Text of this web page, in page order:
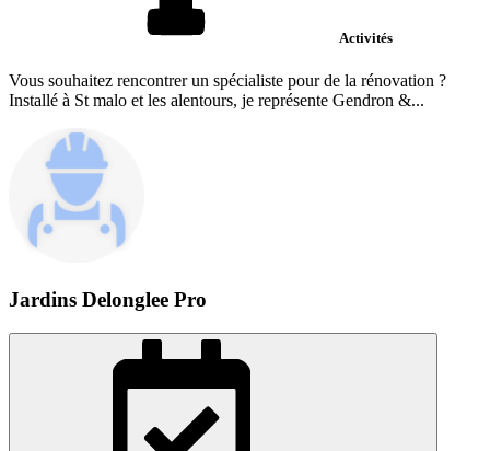
Activités
Vous souhaitez rencontrer un spécialiste pour de la rénovation ?
Installé à St malo et les alentours, je représente Gendron &...
Jardins Delonglee Pro